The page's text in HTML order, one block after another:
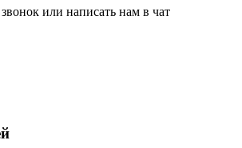
или написать нам в чат